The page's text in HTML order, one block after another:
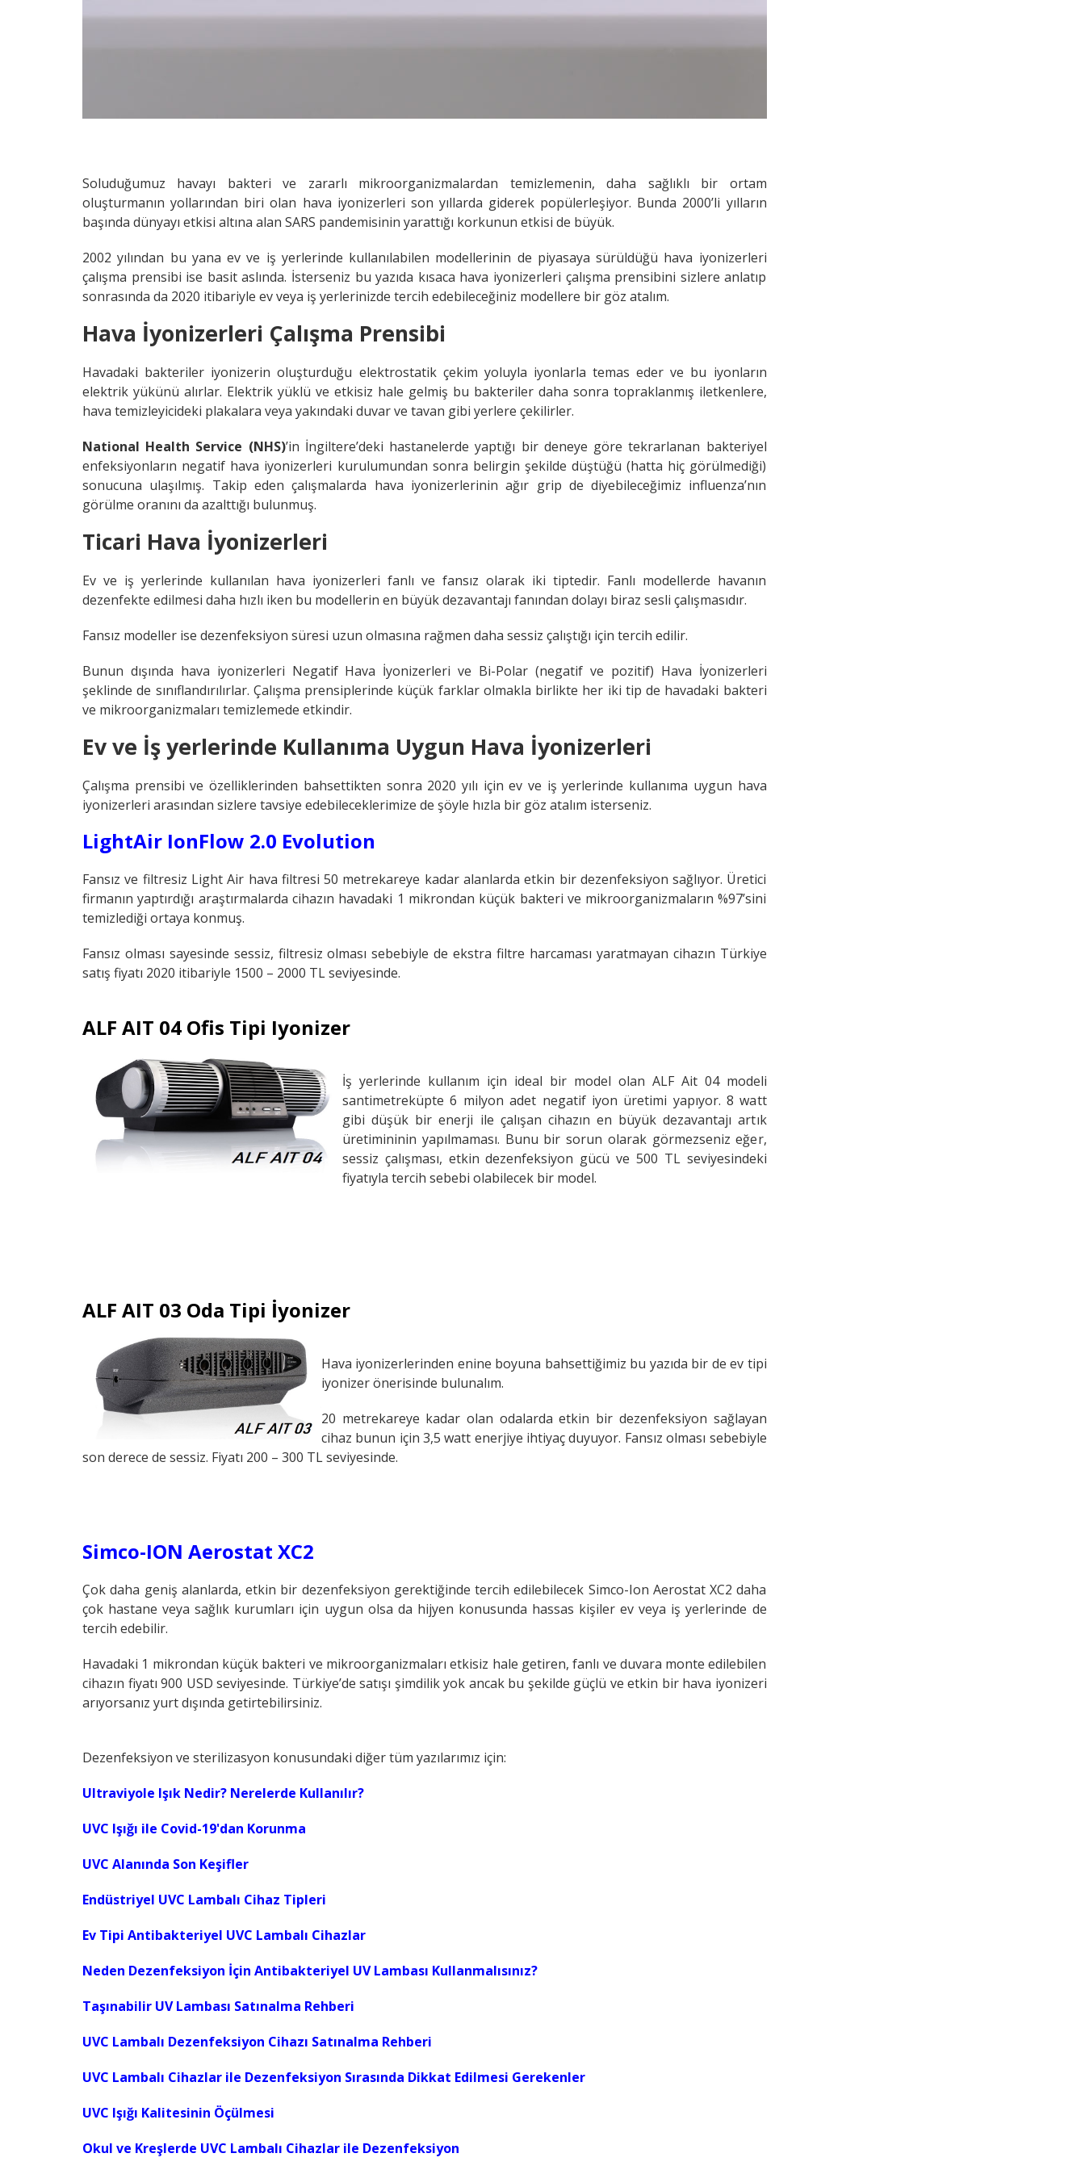
Soluduğumuz havayı bakteri ve zararlı mikroorganizmalardan temizlemenin, daha sağlıklı bir ortam
oluşturmanın yollarından biri olan hava iyonizerleri son yıllarda giderek popülerleşiyor. Bunda 2000’li yılların
başında dünyayı etkisi altına alan SARS pandemisinin yarattığı korkunun etkisi de büyük.
2002 yılından bu yana ev ve iş yerlerinde kullanılabilen modellerinin de piyasaya sürüldüğü hava iyonizerleri
çalışma prensibi ise basit aslında. İsterseniz bu yazıda kısaca hava iyonizerleri çalışma prensibini sizlere anlatıp
sonrasında da 2020 itibariyle ev veya iş yerlerinizde tercih edebileceğiniz modellere bir göz atalım.
Hava İyonizerleri Çalışma Prensibi
Havadaki bakteriler iyonizerin oluşturduğu elektrostatik çekim yoluyla iyonlarla temas eder ve bu iyonların
elektrik yükünü alırlar. Elektrik yüklü ve etkisiz hale gelmiş bu bakteriler daha sonra topraklanmış iletkenlere,
hava temizleyicideki plakalara veya yakındaki duvar ve tavan gibi yerlere çekilirler.
National Health Service (NHS)’in İngiltere’deki hastanelerde yaptığı bir deneye göre tekrarlanan bakteriyel
enfeksiyonların negatif hava iyonizerleri kurulumundan sonra belirgin şekilde düştüğü (hatta hiç görülmediği)
sonucuna ulaşılmış. Takip eden çalışmalarda hava iyonizerlerinin ağır grip de diyebileceğimiz influenza’nın
görülme oranını da azalttığı bulunmuş.
Ticari Hava İyonizerleri
Ev ve iş yerlerinde kullanılan hava iyonizerleri fanlı ve fansız olarak iki tiptedir. Fanlı modellerde havanın
dezenfekte edilmesi daha hızlı iken bu modellerin en büyük dezavantajı fanından dolayı biraz sesli çalışmasıdır.
Fansız modeller ise dezenfeksiyon süresi uzun olmasına rağmen daha sessiz çalıştığı için tercih edilir.
Bunun dışında hava iyonizerleri Negatif Hava İyonizerleri ve Bi-Polar (negatif ve pozitif) Hava İyonizerleri
şeklinde de sınıflandırılırlar. Çalışma prensiplerinde küçük farklar olmakla birlikte her iki tip de havadaki bakteri
ve mikroorganizmaları temizlemede etkindir.
Ev ve İş yerlerinde Kullanıma Uygun Hava İyonizerleri
Çalışma prensibi ve özelliklerinden bahsettikten sonra 2020 yılı için ev ve iş yerlerinde kullanıma uygun hava
iyonizerleri arasından sizlere tavsiye edebileceklerimize de şöyle hızla bir göz atalım isterseniz.
LightAir IonFlow 2.0 Evolution
Fansız ve filtresiz Light Air hava filtresi 50 metrekareye kadar alanlarda etkin bir dezenfeksiyon sağlıyor. Üretici
firmanın yaptırdığı araştırmalarda cihazın havadaki 1 mikrondan küçük bakteri ve mikroorganizmaların %97’sini
temizlediği ortaya konmuş.
Fansız olması sayesinde sessiz, filtresiz olması sebebiyle de ekstra filtre harcaması yaratmayan cihazın Türkiye
satış fiyatı 2020 itibariyle 1500 – 2000 TL seviyesinde.
ALF AIT 04 Ofis Tipi Iyonizer
İş yerlerinde kullanım için ideal bir model olan ALF Ait 04 modeli
santimetreküpte 6 milyon adet negatif iyon üretimi yapıyor. 8 watt
gibi düşük bir enerji ile çalışan cihazın en büyük dezavantajı artık
üretimininin yapılmaması. Bunu bir sorun olarak görmezseniz eğer,
sessiz çalışması, etkin dezenfeksiyon gücü ve 500 TL seviyesindeki
fiyatıyla tercih sebebi olabilecek bir model.
ALF AIT 03 Oda Tipi İyonizer
Hava iyonizerlerinden enine boyuna bahsettiğimiz bu yazıda bir de ev tipi
iyonizer önerisinde bulunalım.
20 metrekareye kadar olan odalarda etkin bir dezenfeksiyon sağlayan
cihaz bunun için 3,5 watt enerjiye ihtiyaç duyuyor. Fansız olması sebebiyle
son derece de sessiz. Fiyatı 200 – 300 TL seviyesinde.
Simco-ION Aerostat XC2
Çok daha geniş alanlarda, etkin bir dezenfeksiyon gerektiğinde tercih edilebilecek Simco-Ion Aerostat XC2 daha
çok hastane veya sağlık kurumları için uygun olsa da hijyen konusunda hassas kişiler ev veya iş yerlerinde de
tercih edebilir.
Havadaki 1 mikrondan küçük bakteri ve mikroorganizmaları etkisiz hale getiren, fanlı ve duvara monte edilebilen
cihazın fiyatı 900 USD seviyesinde. Türkiye’de satışı şimdilik yok ancak bu şekilde güçlü ve etkin bir hava iyonizeri
arıyorsanız yurt dışında getirtebilirsiniz.
Dezenfeksiyon ve sterilizasyon konusundaki diğer tüm yazılarımız için:
Ultraviyole Işık Nedir? Nerelerde Kullanılır?
UVC Işığı ile Covid-19'dan Korunma
UVC Alanında Son Keşifler
Endüstriyel UVC Lambalı Cihaz Tipleri
Ev Tipi Antibakteriyel UVC Lambalı Cihazlar
Neden Dezenfeksiyon İçin Antibakteriyel UV Lambası Kullanmalısınız?
Taşınabilir UV Lambası Satınalma Rehberi
UVC Lambalı Dezenfeksiyon Cihazı Satınalma Rehberi
UVC Lambalı Cihazlar ile Dezenfeksiyon Sırasında Dikkat Edilmesi Gerekenler
UVC Işığı Kalitesinin Öçülmesi
Okul ve Kreşlerde UVC Lambalı Cihazlar ile Dezenfeksiyon